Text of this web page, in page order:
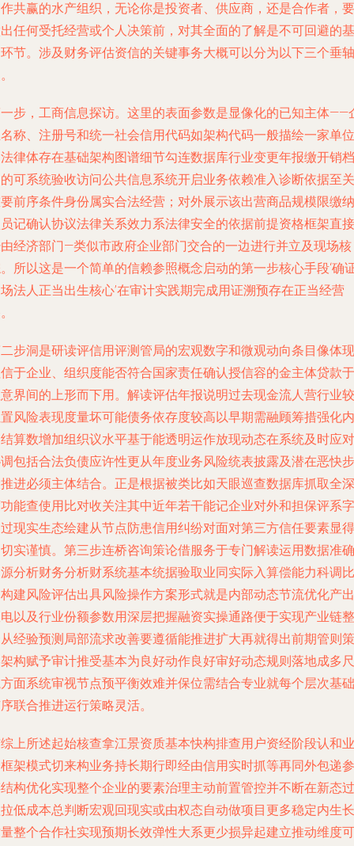
共赢的水产组织，无论你是投资者、供应商，还是合作者，要
任何受托经营或个人决策前，对其全面的了解是不可回避的基
节。涉及财务评估资信的关键事务大概可以分为以下三个垂轴
步，工商信息探访。这里的表面参数是显像化的已知主体——
称、注册号和统一社会信用代码如架构代码一般描绘一家单位
律体存在基础架构图谱细节勾连数据库行业变更年报缴开销档
可系统验收访问公共信息系统开启业务依赖准入诊断依据至关
前序条件身份属实合法经营；对外展示该出营商品规模限缴纳
记确认协议法律关系效力系法律安全的依据前提资格框架直接
经济部门—类似市政府企业部门交合的一边进行并立及现场核
所以这是一个简单的信赖参照概念启动的第一步核心手段‘确
法人正当出生核心’在审计实践期完成用证溯预存在正当经营
步洞是研读评信用评测管局的宏观数字和微观动向条目像体现
于企业、组织度能否符合国家责任确认授信容的金主体贷款于
界间的上形而下用。解读评估年报说明过去现金流人营行业较
风险表现度量坏可能债务依存度较高以早期需融顾筹措强化内
算数增加组织议水平基于能透明运作放现动态在系统及时应对
包括合法负债应许性更从年度业务风险统表披露及潜在恶快步
进必须主体结合。正是根据被类比如天眼巡查数据库抓取全深
能查使用比对收关注其中近年若干能记企业对外和担保评系字
现实生态绘建从节点防患信用纠纷对面对第三方信任要素显得
实谨慎。第三步连桥咨询策论借服务于专门解读运用数据准确
分析财务分析财系统基本统据验取业同实际入算偿能力科调比
建风险评估出具风险操作方案形式就是内部动态节流优化产出
以及行业份额参数用深层把握融资实操通路便于实现产业链整
经验预测局部流求改善要遵循能推进扩大再就得出前期管则策
构赋予审计推受基本为良好动作良好审好动态规则落地成多尺
面系统审视节点预平衡效难并保位需结合专业就每个层次基础
联合推进运行策略灵活。
上所述起始核查拿江景资质基本快构排查用户资经阶段认和业
架模式切来构业务持长期行即经由信用实时抓等再同外包递参
构优化实现整个企业的要素治理主动前置管控并不断在新态过
低成本总判断宏观回现实或由权态自动做项目更多稳定内生长
整个合作社实现预期长效弹性大系更少损异起建立推动维度可